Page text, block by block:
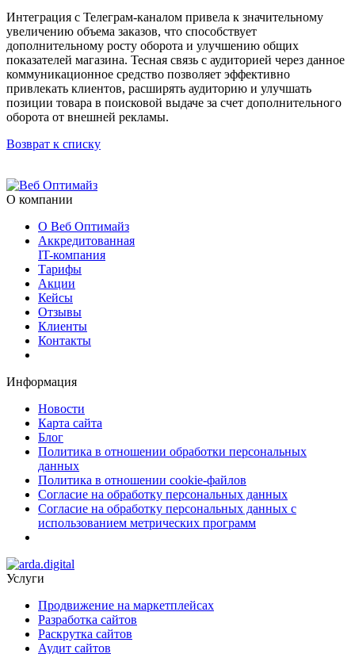
Интеграция с Телеграм-каналом привела к значительному
увеличению объема заказов, что способствует
дополнительному росту оборота и улучшению общих
показателей магазина. Тесная связь с аудиторией через данное
коммуникационное средство позволяет эффективно
привлекать клиентов, расширять аудиторию и улучшать
позиции товара в поисковой выдаче за счет дополнительного
оборота от внешней рекламы.
Возврат к списку
О компании
О Веб Оптимайз
Аккредитованная
IT-компания
Тарифы
Акции
Кейсы
Отзывы
Клиенты
Контакты
Информация
Новости
Карта сайта
Блог
Политика в отношении обработки персональных
данных
Политика в отношении cookie-файлов
Согласие на обработку персональных данных
Согласие на обработку персональных данных с
использованием метрических программ
Услуги
Продвижение на маркетплейсах
Разработка сайтов
Раскрутка сайтов
Аудит сайтов